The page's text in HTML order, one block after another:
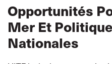
Opportunités
Mer Et
Nationales